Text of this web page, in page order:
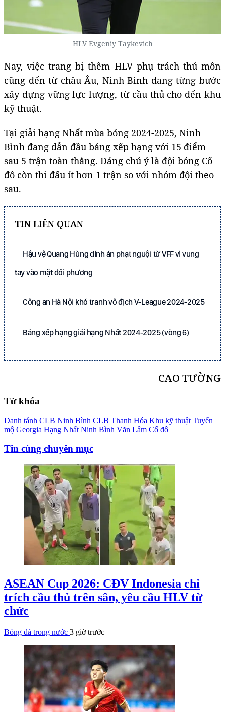
HLV Evgeniy Taykevich
Nay, việc trang bị thêm HLV phụ trách thủ môn
cũng đến từ châu Âu, Ninh Bình đang từng bước
xây dựng vững lực lượng, từ cầu thủ cho đến khu
kỹ thuật.
Tại giải hạng Nhất mùa bóng 2024-2025, Ninh
Bình đang dẫn đầu bảng xếp hạng với 15 điểm
sau 5 trận toàn thắng. Đáng chú ý là đội bóng Cố
đô còn thi đấu ít hơn 1 trận so với nhóm đội theo
sau.
TIN LIÊN QUAN
Hậu vệ Quang Hùng dính án phạt nguội từ VFF vì vung
tay vào mặt đối phương
Công an Hà Nội khó tranh vô địch V-League 2024-2025
Bảng xếp hạng giải hạng Nhất 2024-2025 (vòng 6)
CAO TƯỜNG
Từ khóa
Danh tánh CLB Ninh Bình CLB Thanh Hóa Khu kỹ thuật Tuyển
mộ Georgia Hạng Nhất Ninh Bình Văn Lâm Cố đô
Tin cùng chuyên mục
ASEAN Cup 2026: CĐV Indonesia chỉ
trích cầu thủ trên sân, yêu cầu HLV từ
chức
Bóng đá trong nước 3 giờ trước